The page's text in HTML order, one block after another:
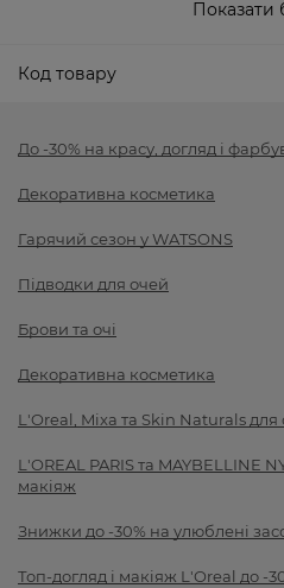
Показати
Код товару
До -30% на красу, догляд і
Декоративна косметика
Гарячий сезон у WATSONS
Підводки для очей
Брови та очі
Декоративна косметика
L'Oreal, Mixa та Skin Naturals для
L'OREAL PARIS та MAYBELLINE
макіяж
Знижки до -30% на улюблені
Топ-догляд і макіяж L'Oreal до -